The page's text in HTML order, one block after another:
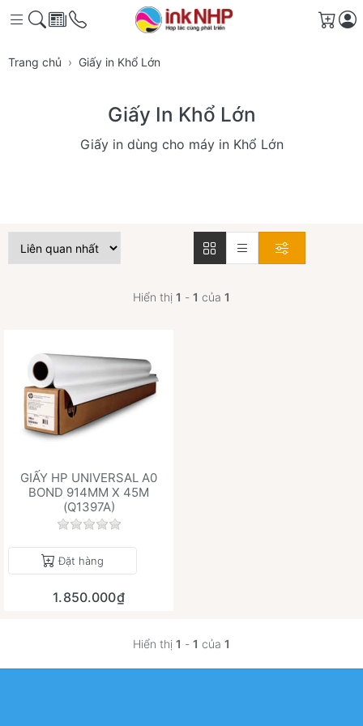
Giỏ
Trang chủ Giấy in Khổ Lớn
Giấy In Khổ Lớn
Giấy in dùng cho máy in Khổ Lớn
Hiển thị 1 - 1 của 1
GIẤY HP UNIVERSAL A0
BOND 914MM X 45M
(Q1397A)
Chưa có đánh giá nào cho sản phẩm này.
Đặt hàng
1.850.000₫
Hiển thị 1 - 1 của 1